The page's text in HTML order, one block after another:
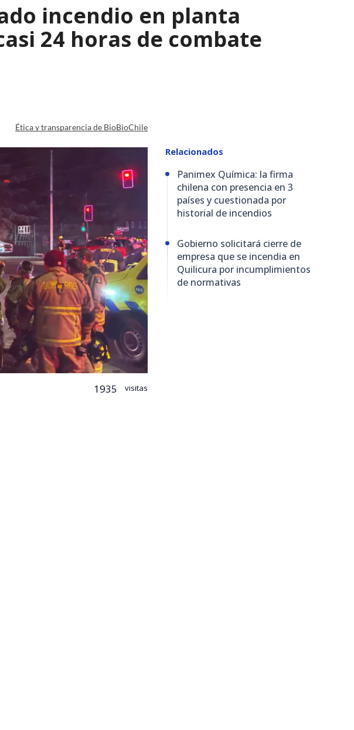
incendio en planta
24 horas de combate
Ética y transparencia de BioBioChile
1935 visitas
Relacionados
Panimex Química: la firma
chilena con presencia en 3
países y cuestionada por
historial de incendios
Gobierno solicitará cierre de
empresa que se incendia en
Quilicura por incumplimientos
de normativas